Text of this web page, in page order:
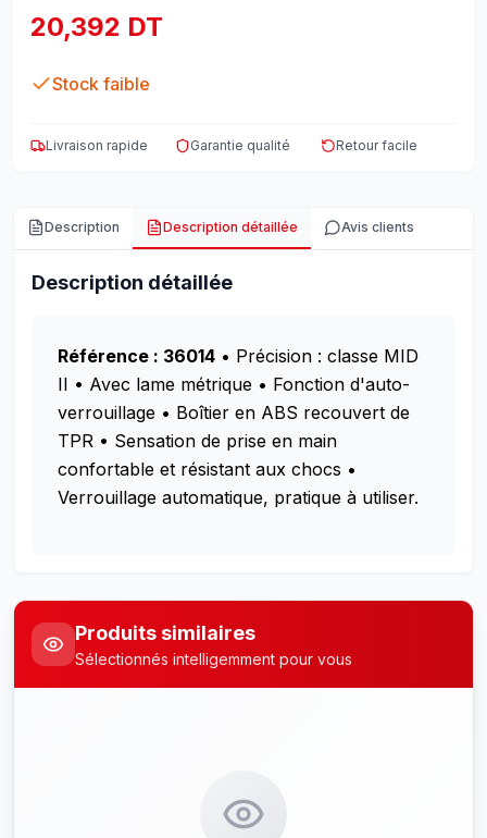
20,392 DT
Stock faible
Livraison rapide Garantie qualité Retour facile
Description Description détaillée Avis clients
Description détaillée
Référence : 36014 • Précision : classe MID
II • Avec lame métrique • Fonction d'auto-
verrouillage • Boîtier en ABS recouvert de
TPR • Sensation de prise en main
confortable et résistant aux chocs •
Verrouillage automatique, pratique à utiliser.
Produits similaires
Sélectionnés intelligemment pour vous